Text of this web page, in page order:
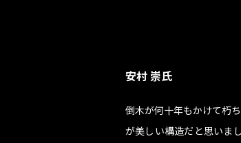
安村 崇氏
倒木が何十年もかけて朽
が美しい構造だと思いま